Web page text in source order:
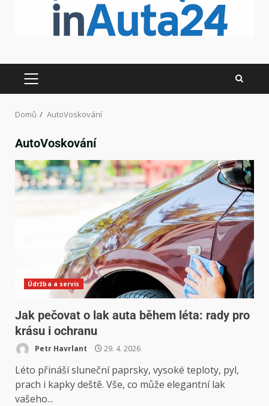
Domů AutoVoskování
AutoVoskování
Údržba a servis
Jak pečovat o lak auta během léta: rady pro
krásu i ochranu
Petr Havrlant 29. 4. 2026
Léto přináší sluneční paprsky, vysoké teploty, pyl,
prach i kapky deště. Vše, co může elegantní lak
vašeho...